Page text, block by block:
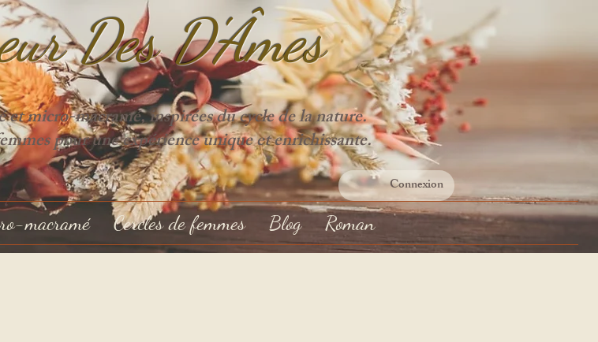
Des D'Âmes
micro-macramé, inspirées du cycle de la nature.
pour une expérience unique et enrichissante.
Connexion
macramé Cercles de femmes Blog Roman